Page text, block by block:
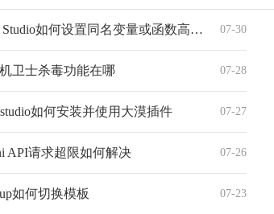
07-30
如何设置同名变量或函数高亮显示
07-28
卫士杀毒功能在哪
07-27
如何安装并使用大漠插件
07-26
API请求超限如何解决
07-23
如何切换模板